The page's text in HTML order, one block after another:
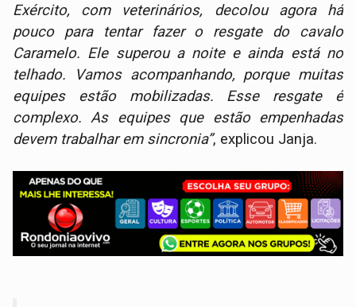
Exército, com veterinários, decolou agora há
pouco para tentar fazer o resgate do cavalo
Caramelo. Ele superou a noite e ainda está no
telhado. Vamos acompanhando, porque muitas
equipes estão mobilizadas. Esse resgate é
complexo. As equipes que estão empenhadas
devem trabalhar em sincronia”, explicou Janja.